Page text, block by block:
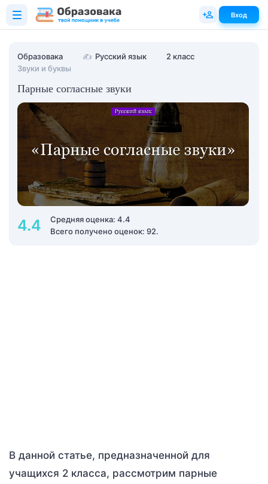
Образовака ✍ Русский язык
2 класс
Звуки и буквы
Парные согласные звуки
4.4
Средняя оценка: 4.4
Всего получено оценок: 92.
В данной статье, предназначенной для
учащихся 2 класса, рассмотрим парные
Вход